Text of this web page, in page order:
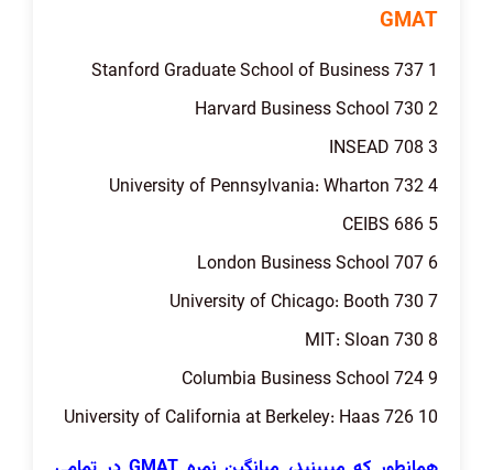
GMAT
1 Stanford Graduate School of Business 737
2 Harvard Business School 730
3 INSEAD 708
4 University of Pennsylvania: Wharton 732
5 CEIBS 686
6 London Business School 707
7 University of Chicago: Booth 730
8 MIT: Sloan 730
9 Columbia Business School 724
10 University of California at Berkeley: Haas 726